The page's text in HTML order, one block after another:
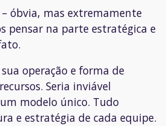
óbvia, mas extremamente
pensar na parte estratégica e
operação e forma de
Seria inviável
modelo único. Tudo
e estratégia de cada equipe.